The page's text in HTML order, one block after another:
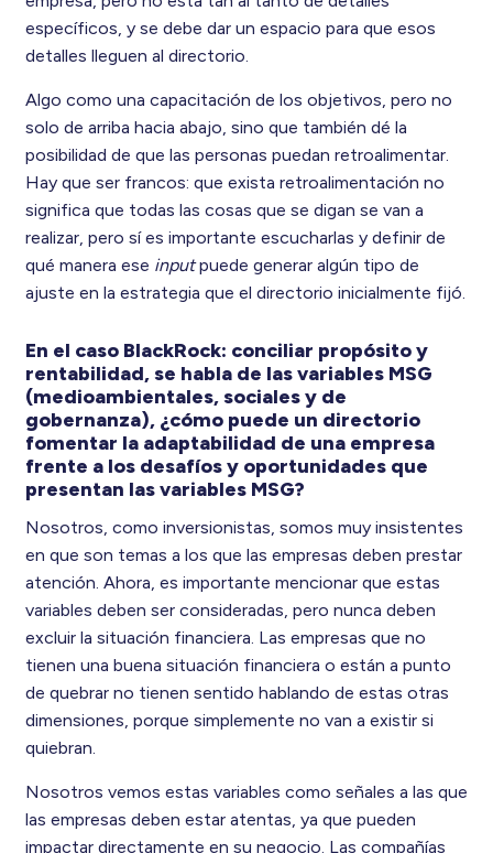
específicos, y se debe dar un espacio para que esos
detalles lleguen al directorio.
Algo como una capacitación de los objetivos, pero no
solo de arriba hacia abajo, sino que también dé la
posibilidad de que las personas puedan retroalimentar.
Hay que ser francos: que exista retroalimentación no
significa que todas las cosas que se digan se van a
realizar, pero sí es importante escucharlas y definir de
qué manera ese inputpuede generar algún tipo de
ajuste en la estrategia que el directorio inicialmente fijó.
En el caso BlackRock: conciliar propósito y
rentabilidad, se habla de las variables MSG
(medioambientales, sociales y de
gobernanza), ¿cómo puede un directorio
fomentar la adaptabilidad de una empresa
frente a los desafíos y oportunidades que
presentan las variables MSG?
Nosotros, como inversionistas, somos muy insistentes
en que son temas a los que las empresas deben prestar
atención. Ahora, es importante mencionar que estas
variables deben ser consideradas, pero nunca deben
excluir la situación financiera. Las empresas que no
tienen una buena situación financiera o están a punto
de quebrar no tienen sentido hablando de estas otras
dimensiones, porque simplemente no van a existir si
quiebran.
Nosotros vemos estas variables como señales a las que
las empresas deben estar atentas, ya que pueden
impactar directamente en su negocio. Las compañías